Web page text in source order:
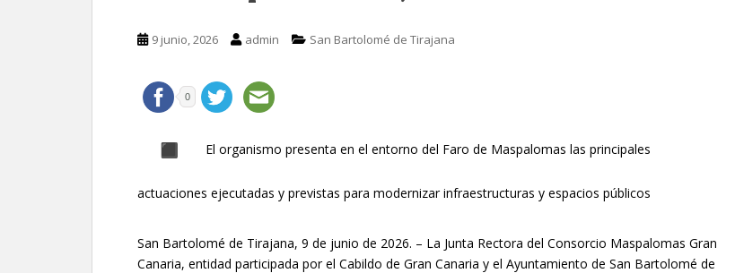
9 junio, 2026 admin San Bartolomé de Tirajana
0
El organismo presenta en el entorno del Faro de Maspalomas las principales
actuaciones ejecutadas y previstas para modernizar infraestructuras y espacios públicos
San Bartolomé de Tirajana, 9 de junio de 2026. – La Junta Rectora del Consorcio Maspalomas Gran
Canaria, entidad participada por el Cabildo de Gran Canaria y el Ayuntamiento de San Bartolomé de